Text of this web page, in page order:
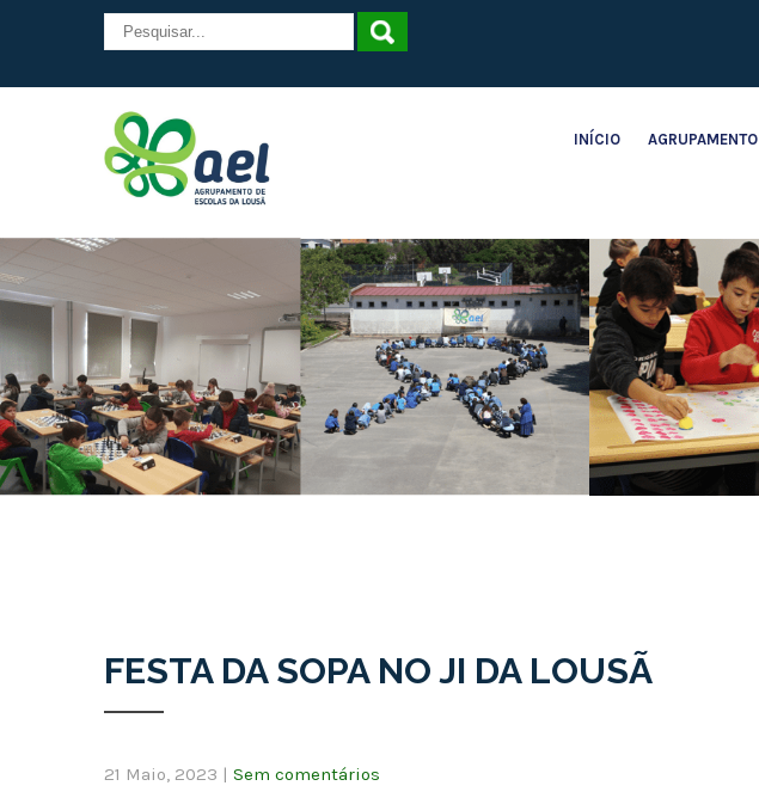
INÍCIO AGRUPAMENTO
FESTA DA SOPA NO JI DA LOUSÃ
21 Maio, 2023 | Sem comentários